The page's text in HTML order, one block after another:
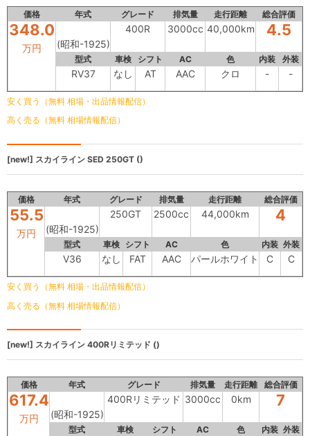
価格 年式 グレード 排気量 走行距離 総合評価
348.0
万円 (昭和-1925)
400R 3000cc 40,000km 4.5
型式 車検 シフト AC 色 内装 外装
RV37 なし AT AAC クロ - -
安く買う（無料 相場・出品情報配信）
高く売る（無料 相場情報配信）
[new!] スカイライン SED 250GT ()
価格 年式 グレード 排気量 走行距離 総合評価
55.5
万円 (昭和-1925)
250GT 2500cc 44,000km 4
型式 車検 シフト AC 色 内装 外装
V36 なし FAT AAC パールホワイト C C
安く買う（無料 相場・出品情報配信）
高く売る（無料 相場情報配信）
[new!] スカイライン 400Rリミテッド ()
価格 年式 グレード 排気量 走行距離 総合評価
617.4
万円 (昭和-1925)
400Rリミテッド 3000cc 0km 7
型式 車検 シフト AC 色 内装 外装